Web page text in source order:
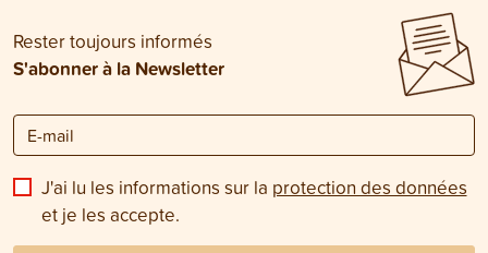
Rester toujours informés
S'abonner à la Newsletter
J'ai lu les informations sur la protection des données
et je les accepte.